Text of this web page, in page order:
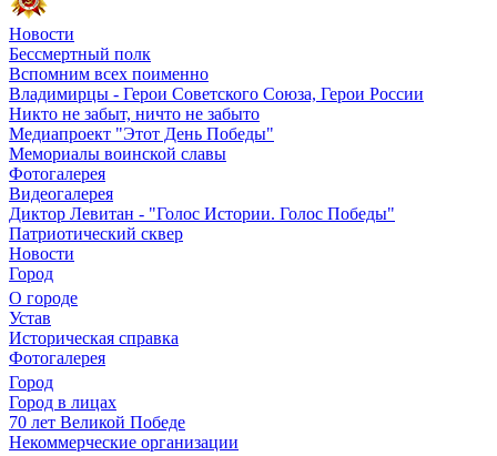
Новости
Бессмертный полк
Вспомним всех поименно
Владимирцы - Герои Советского Союза, Герои России
Никто не забыт, ничто не забыто
Медиапроект "Этот День Победы"
Мемориалы воинской славы
Фотогалерея
Видеогалерея
Диктор Левитан - "Голос Истории. Голос Победы"
Патриотический сквер
Новости
Город
О городе
Устав
Историческая справка
Фотогалерея
Город
Город в лицах
70 лет Великой Победе
Некоммерческие организации